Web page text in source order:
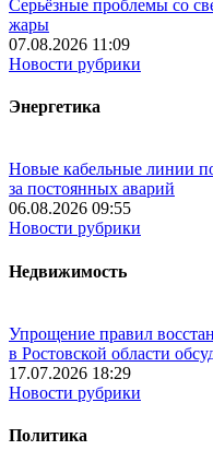
Серьёзные проблемы со
жары
07.08.2026 11:09
Новости рубрики
Энергетика
Новые кабельные линии
за постоянных аварий
06.08.2026 09:55
Новости рубрики
Недвижимость
Упрощение правил
в Ростовской области
17.07.2026 18:29
Новости рубрики
Политика